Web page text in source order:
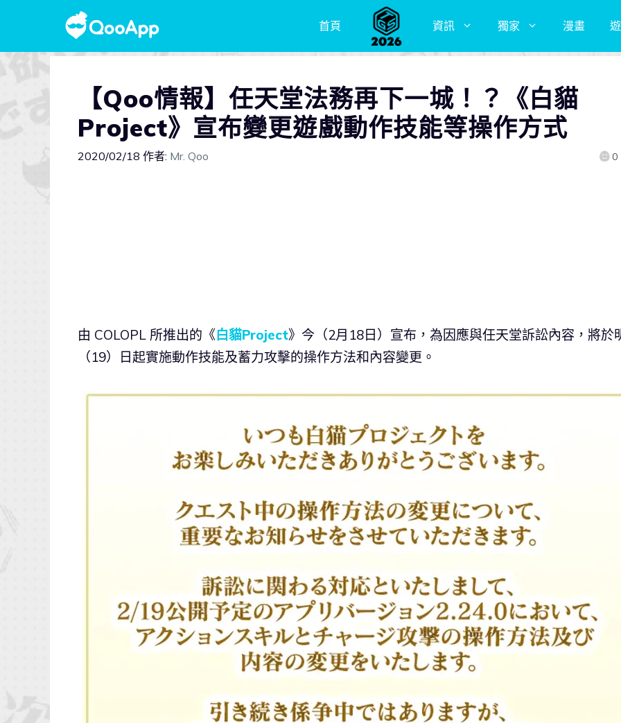
首頁 資訊 獨家 漫畫
【Qoo情報】任天堂法務再下一城！？《白貓
Project》宣布變更遊戲動作技能等操作方式
2020/02/18 作者: Mr. Qoo 0
由 COLOPL 所推出的《白貓Project》今（2月18日）宣布，為因應與任天堂訴訟內容，將於
（19）日起實施動作技能及蓄力攻擊的操作方法和內容變更。